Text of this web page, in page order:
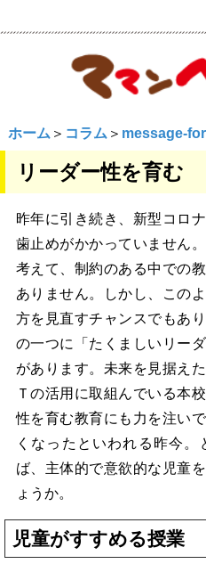
ホーム ＞ コラム ＞ message-
リーダー性を育む
昨年に引き続き、新型コロ
歯止めがかかっていません
考えて、制約のある中での
ありません。しかし、この
方を見直すチャンスでもあ
の一つに「たくましいリー
があります。未来を見据え
Ｔの活用に取組んでいる本
性を育む教育にも力を注い
くなったといわれる昨今
ば、主体的で意欲的な児童
ょうか。
児童がすすめる授業